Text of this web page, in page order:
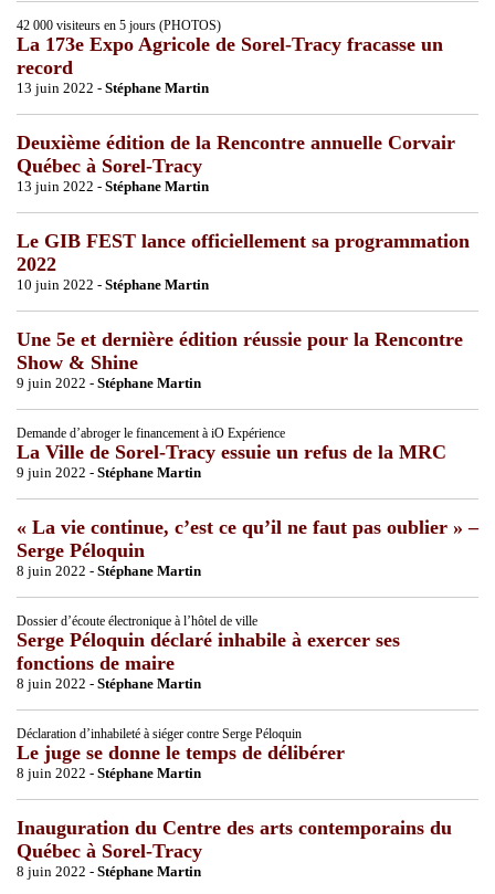
42 000 visiteurs en 5 jours (PHOTOS)
La 173e Expo Agricole de Sorel-Tracy fracasse un
record
13 juin 2022 - Stéphane Martin
Deuxième édition de la Rencontre annuelle Corvair
Québec à Sorel-Tracy
13 juin 2022 - Stéphane Martin
Le GIB FEST lance officiellement sa programmation
2022
10 juin 2022 - Stéphane Martin
Une 5e et dernière édition réussie pour la Rencontre
Show & Shine
9 juin 2022 - Stéphane Martin
Demande d’abroger le financement à iO Expérience
La Ville de Sorel-Tracy essuie un refus de la MRC
9 juin 2022 - Stéphane Martin
« La vie continue, c’est ce qu’il ne faut pas oublier » –
Serge Péloquin
8 juin 2022 - Stéphane Martin
Dossier d’écoute électronique à l’hôtel de ville
Serge Péloquin déclaré inhabile à exercer ses
fonctions de maire
8 juin 2022 - Stéphane Martin
Déclaration d’inhabileté à siéger contre Serge Péloquin
Le juge se donne le temps de délibérer
8 juin 2022 - Stéphane Martin
Inauguration du Centre des arts contemporains du
Québec à Sorel-Tracy
8 juin 2022 - Stéphane Martin